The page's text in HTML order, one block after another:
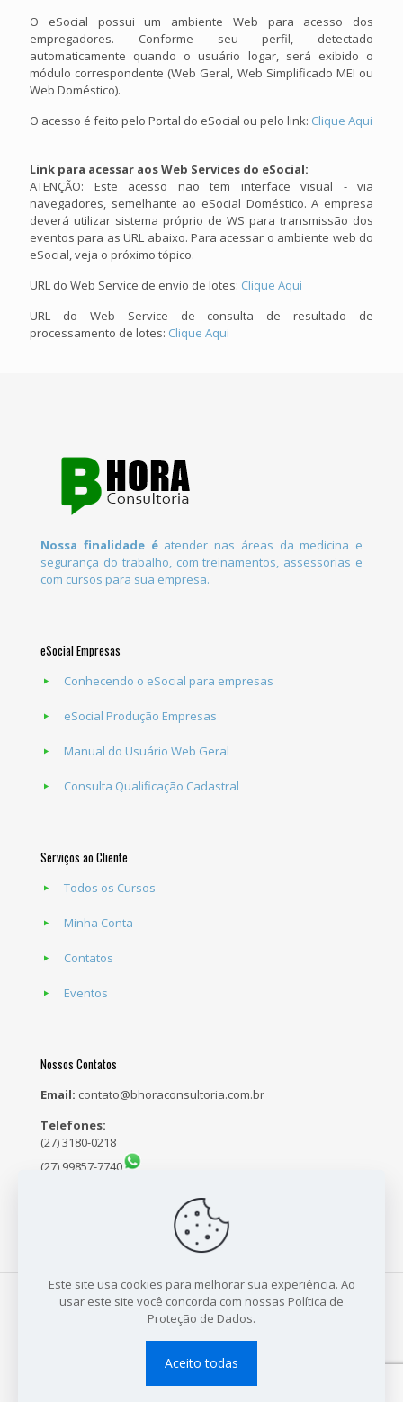
O eSocial possui um ambiente Web para acesso dos
empregadores. Conforme seu perfil, detectado
automaticamente quando o usuário logar, será exibido o
módulo correspondente (Web Geral, Web Simplificado MEI ou
Web Doméstico).
O acesso é feito pelo Portal do eSocial ou pelo link: Clique Aqui
Link para acessar aos Web Services do eSocial:
ATENÇÃO: Este acesso não tem interface visual - via
navegadores, semelhante ao eSocial Doméstico. A empresa
deverá utilizar sistema próprio de WS para transmissão dos
eventos para as URL abaixo. Para acessar o ambiente web do
eSocial, veja o próximo tópico.
URL do Web Service de envio de lotes: Clique Aqui
URL do Web Service de consulta de resultado de
processamento de lotes: Clique Aqui
Nossa finalidade éatender nas áreas da medicina e
segurança do trabalho, com treinamentos, assessorias e
com cursos para sua empresa.
eSocial Empresas
Conhecendo o eSocial para empresas
eSocial Produção Empresas
Manual do Usuário Web Geral
Consulta Qualificação Cadastral
Serviços ao Cliente
Todos os Cursos
Minha Conta
Contatos
Eventos
Nossos Contatos
Email: contato@bhoraconsultoria.com.br
Telefones:
(27) 3180-0218
(27) 99857-7740
© 2021 B Hora Consultoria - CNPJ: 23.704.718/0001-64 - Site
Desenvolvido por:Sales Publicidade
Este site usa cookies para melhorar sua experiência. Ao
usar este site você concorda com nossas Política de
Proteção de Dados.
Aceito todas